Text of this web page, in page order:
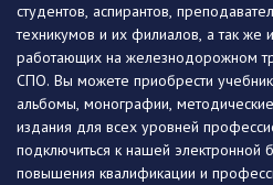
студентов, аспирантов,
техникумов и их филиалов, а так же
работающих на железнодорожном
СПО. Вы можете приобрести
альбомы, монографии,
издания для всех уровней
подключиться к нашей электронной
повышения квалификации и